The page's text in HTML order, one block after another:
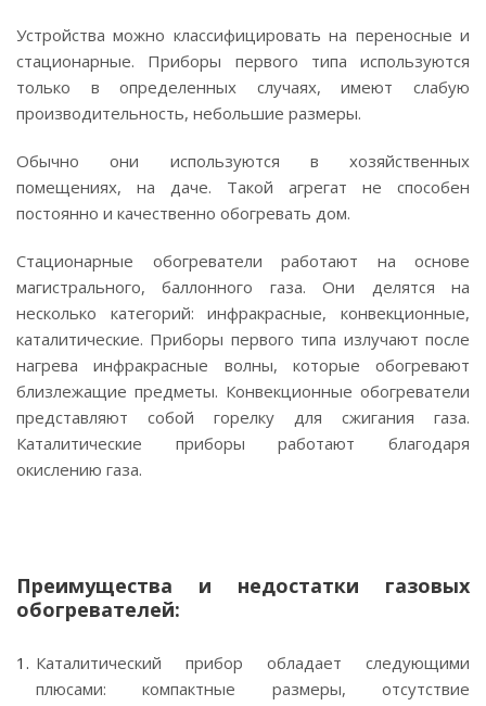
Устройства можно классифицировать на переносные и
стационарные. Приборы первого типа используются
только в определенных случаях, имеют слабую
производительность, небольшие размеры.
Обычно они используются в хозяйственных
помещениях, на даче. Такой агрегат не способен
постоянно и качественно обогревать дом.
Стационарные обогреватели работают на основе
магистрального, баллонного газа. Они делятся на
несколько категорий: инфракрасные, конвекционные,
каталитические. Приборы первого типа излучают после
нагрева инфракрасные волны, которые обогревают
близлежащие предметы. Конвекционные обогреватели
представляют собой горелку для сжигания газа.
Каталитические приборы работают благодаря
окислению газа.
Преимущества и недостатки газовых
обогревателей:
Каталитический прибор обладает следующими
плюсами: компактные размеры, отсутствие